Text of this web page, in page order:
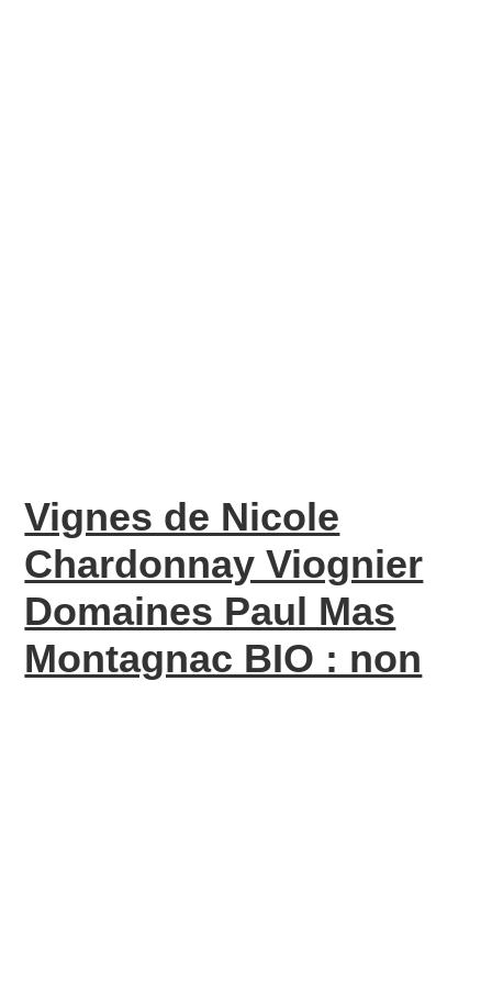
Vignes de Nicole
Chardonnay Viognier
Domaines Paul Mas
Montagnac BIO : non